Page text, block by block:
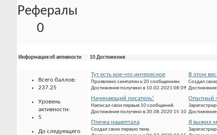
Рефералы
0
Информация об активности
Всего баллов:
237.25
Уровень
активности:
5
До следующего
10 Достижения
Тут есть кое-что интересное
Проявлено симпатии к 20 сообщениям.
Достижение получено в 10.02.2021 08:09
В этом
Создал
Начинающий писатель!
Написал свои первые 10 сообщений.
Достижение получено в 30.08.2020 15:10
Опытный
Птичка нашептала
Создал свою первую тему.
Я выжил